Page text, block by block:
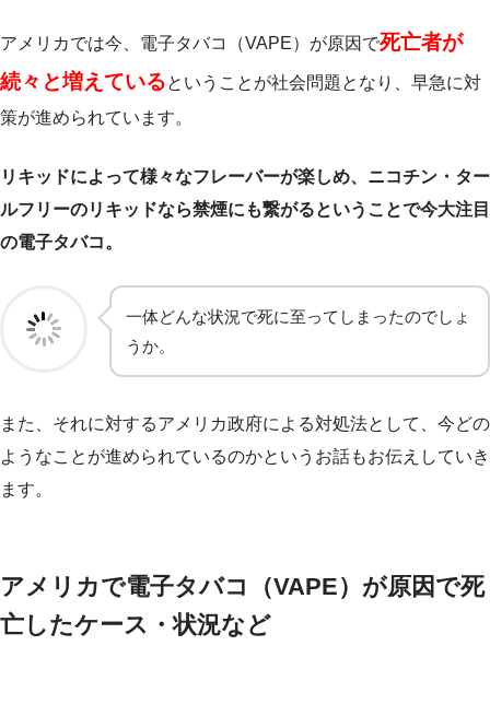
アメリカでは今、電子タバコ（VAPE）が原因で死亡者が
続々と増えているということが社会問題となり、早急に対
策が進められています。
リキッドによって様々なフレーバーが楽しめ、ニコチン・ター
ルフリーのリキッドなら禁煙にも繋がるということで今大注目
の電子タバコ。
一体どんな状況で死に至ってしまったのでしょ
うか。
また、それに対するアメリカ政府による対処法として、今どの
ようなことが進められているのかというお話もお伝えしていき
ます。
アメリカで電子タバコ（VAPE）が原因で死
亡したケース・状況など